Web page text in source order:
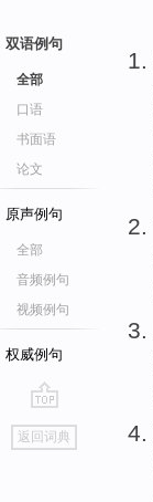
双语例句
全部
口语
书面语
论文
原声例句
全部
音频例句
视频例句
权威例句
go
top
返回词典